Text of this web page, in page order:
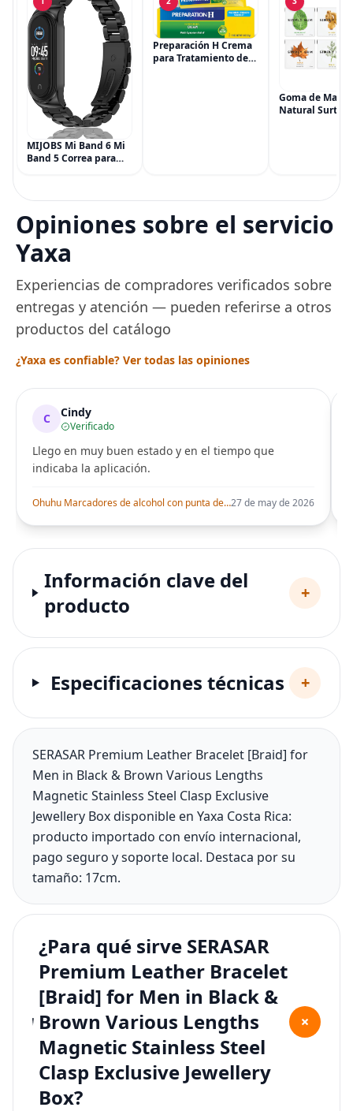
MIJOBS Mi Band 6 Mi
Band 5 Correa para
de metal para Mi
Smart Band 6
Preparación H Crema
para Tratamiento de
Goma de
Natural
Opiniones sobre el servicio
Yaxa
Experiencias de compradores verificados sobre
entregas y atención — pueden referirse a otros
productos del catálogo
¿Yaxa es confiable? Ver todas las opiniones
C Cindy
Verificado
Llego en muy buen estado y en el tiempo que
indicaba la aplicación.
Ohuhu Marcadores de alcohol con punta de pincel – Juego de marcadores artísticos de doble punta con certificación AP para artistas adultos27 de may de 2026
Información clave del
producto
+
Especificaciones técnicas +
SERASAR Premium Leather Bracelet [Braid] for
Men in Black & Brown Various Lengths
Magnetic Stainless Steel Clasp Exclusive
Jewellery Box disponible en Yaxa Costa Rica:
producto importado con envío internacional,
pago seguro y soporte local. Destaca por su
tamaño: 17cm.
¿Para qué sirve SERASAR
Premium Leather Bracelet
[Braid] for Men in Black &
Brown Various Lengths
Magnetic Stainless Steel
Clasp Exclusive Jewellery
Box?
+